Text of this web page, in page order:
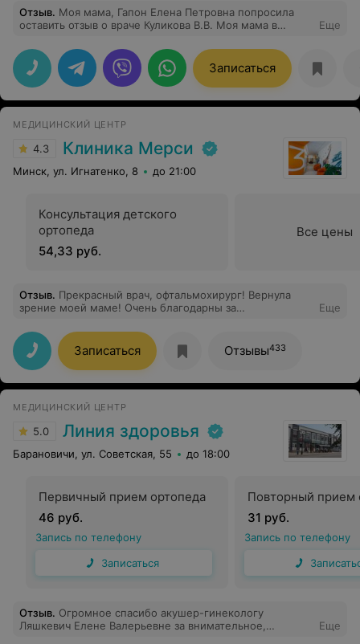
Отзыв. Моя мама, Гапон Елена Петровна попросила
оставить отзыв о враче Куликова В.В. Моя мама в
внимательно осмотрела все. Рассказала, назначила
лечение. Дополнительные анализы назначила. Прием
был долгий и очень тщательный. Спасибо
Еще
Записаться
МЕДИЦИНСКИЙ ЦЕНТР
4.3 Клиника Мерси
Минск, ул. Игнатенко, 8 до 21:00
Консультация детского
ортопеда
54,33 руб.
Все цены
Отзыв. Прекрасный врач, офтальмохирург! Вернула
зрение моей маме! Очень благодарны за
Еще
Записаться Отзывы433
МЕДИЦИНСКИЙ ЦЕНТР
5.0 Линия здоровья
Барановичи, ул. Советская, 55 до 18:00
Первичный прием ортопеда
46 руб.
Запись по телефону
Записаться
Повторный прием
31 руб.
Запись по телефону
Отзыв. Огромное спасибо акушер-гинекологу
Ляшкевич Елене Валерьевне за внимательное,
Еще